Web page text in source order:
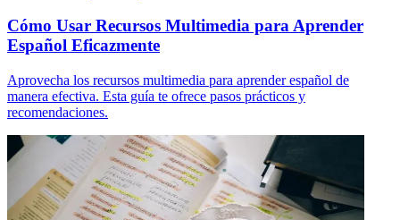
Cómo Usar Recursos Multimedia para Aprender
Español Eficazmente
Aprovecha los recursos multimedia para aprender español de
manera efectiva. Esta guía te ofrece pasos prácticos y
recomendaciones.